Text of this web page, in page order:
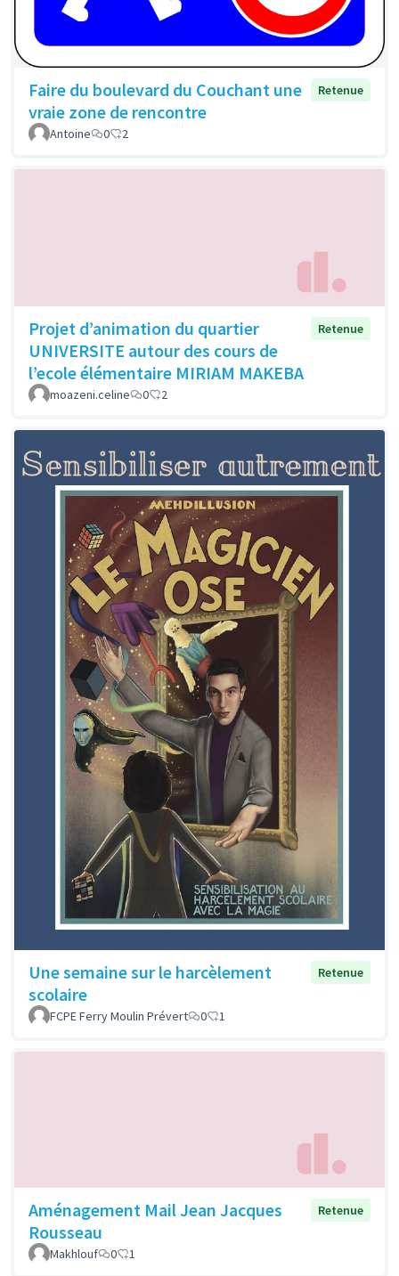
Faire du boulevard du Couchant une
vraie zone de rencontre
Retenue
Antoine 0 2
Projet d’animation du quartier
UNIVERSITE autour des cours de
l’ecole élémentaire MIRIAM MAKEBA
Retenue
moazeni.celine 0 2
Une semaine sur le harcèlement
scolaire
Retenue
FCPE Ferry Moulin Prévert 0 1
Aménagement Mail Jean Jacques
Rousseau
Retenue
Makhlouf 0 1